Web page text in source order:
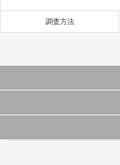
調査方法
当サイトで公開されている情
これらの情報を権利者の許可
当サイトに掲載している内容
弊社の見解・ 意見ではないこ
このサイトでは Cookie を使